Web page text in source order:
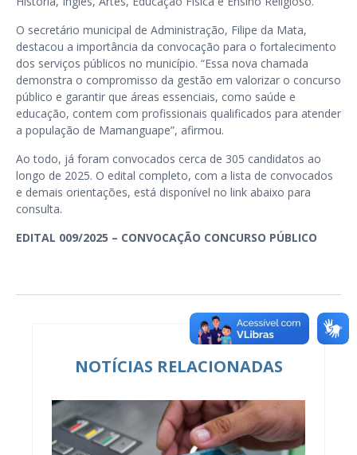
O secretário municipal de Administração, Filipe da Mata,
destacou a importância da convocação para o fortalecimento
dos serviços públicos no município. “Essa nova chamada
demonstra o compromisso da gestão em valorizar o concurso
público e garantir que áreas essenciais, como saúde e
educação, contem com profissionais qualificados para atender
a população de Mamanguape”, afirmou.
Ao todo, já foram convocados cerca de 305 candidatos ao
longo de 2025. O edital completo, com a lista de convocados
e demais orientações, está disponível no link abaixo para
consulta.
EDITAL 009/2025 – CONVOCAÇÃO CONCURSO PÚBLICO
NOTÍCIAS RELACIONADAS